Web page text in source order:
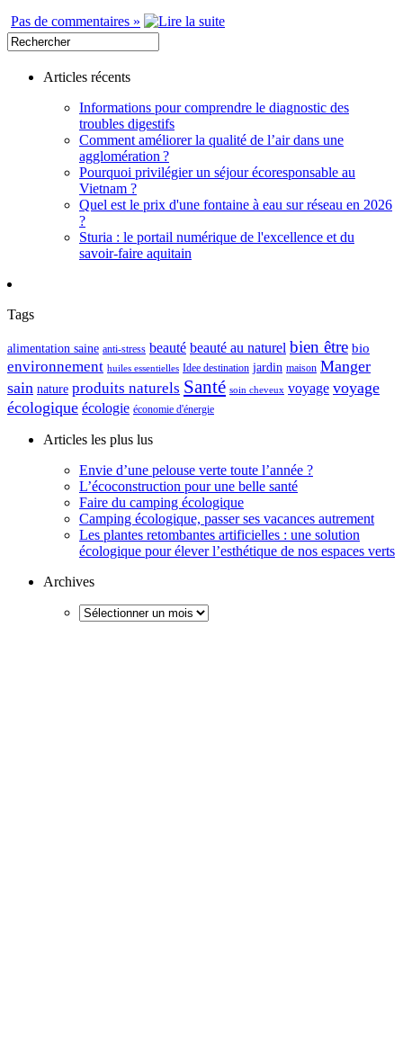
Pas de commentaires »
Articles récents
Informations pour comprendre le diagnostic des
troubles digestifs
Comment améliorer la qualité de l’air dans une
agglomération ?
Pourquoi privilégier un séjour écoresponsable au
Vietnam ?
Quel est le prix d'une fontaine à eau sur réseau en 2026
?
Sturia : le portail numérique de l'excellence et du
savoir-faire aquitain
Tags
alimentation saine anti-stress beauté beauté au naturel bien être bio
environnement huiles essentielles Idee destination jardin maison Manger
sain nature produits naturels Santé soin cheveux voyage voyage
écologique écologie économie d'énergie
Articles les plus lus
Envie d’une pelouse verte toute l’année ?
L’écoconstruction pour une belle santé
Faire du camping écologique
Camping écologique, passer ses vacances autrement
Les plantes retombantes artificielles : une solution
écologique pour élever l’esthétique de nos espaces verts
Archives